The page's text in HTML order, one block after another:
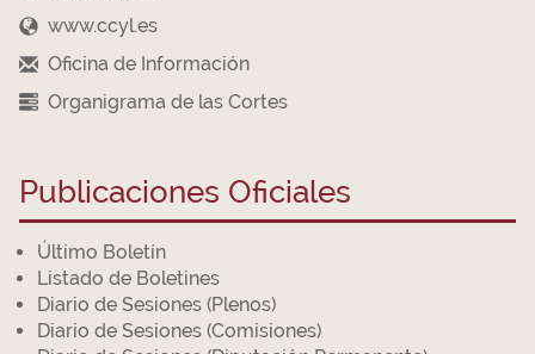
www.ccyl.es
Oficina de Información
Organigrama de las Cortes
Publicaciones Oficiales
Último Boletín
Listado de Boletines
Diario de Sesiones (Plenos)
Diario de Sesiones (Comisiones)